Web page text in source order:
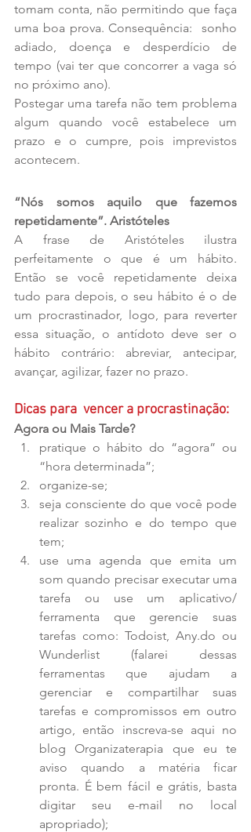
tomam conta, não permitindo que faça
uma boa prova. Consequência:  sonho
adiado, doença e desperdício de
tempo (vai ter que concorrer a vaga só
no próximo ano).
Postegar uma tarefa não tem problema
algum quando você estabelece um
prazo e o cumpre, pois imprevistos
acontecem.
“Nós somos aquilo que fazemos
repetidamente”. Aristóteles
A frase de Aristóteles ilustra
perfeitamente o que é um hábito.
Então se você repetidamente deixa
tudo para depois, o seu hábito é o de
um procrastinador, logo, para reverter
essa situação, o antídoto deve ser o
hábito contrário: abreviar, antecipar,
avançar, agilizar, fazer no prazo.
Dicas para  vencer a procrastinação:
Agora ou Mais Tarde?
pratique o hábito do “agora” ou
“hora determinada”;
organize-se;
seja consciente do que você pode
realizar sozinho e do tempo que
tem;
use uma agenda que emita um
som quando precisar executar uma
tarefa ou use um aplicativo/
ferramenta que gerencie suas
tarefas como: Todoist, Any.do ou
Wunderlist (falarei dessas
ferramentas que ajudam a
gerenciar e compartilhar suas
tarefas e compromissos em outro
artigo, então inscreva-se aqui no
blog Organizaterapia que eu te
aviso quando a matéria ficar
pronta. É bem fácil e grátis, basta
digitar seu e-mail no local
apropriado);